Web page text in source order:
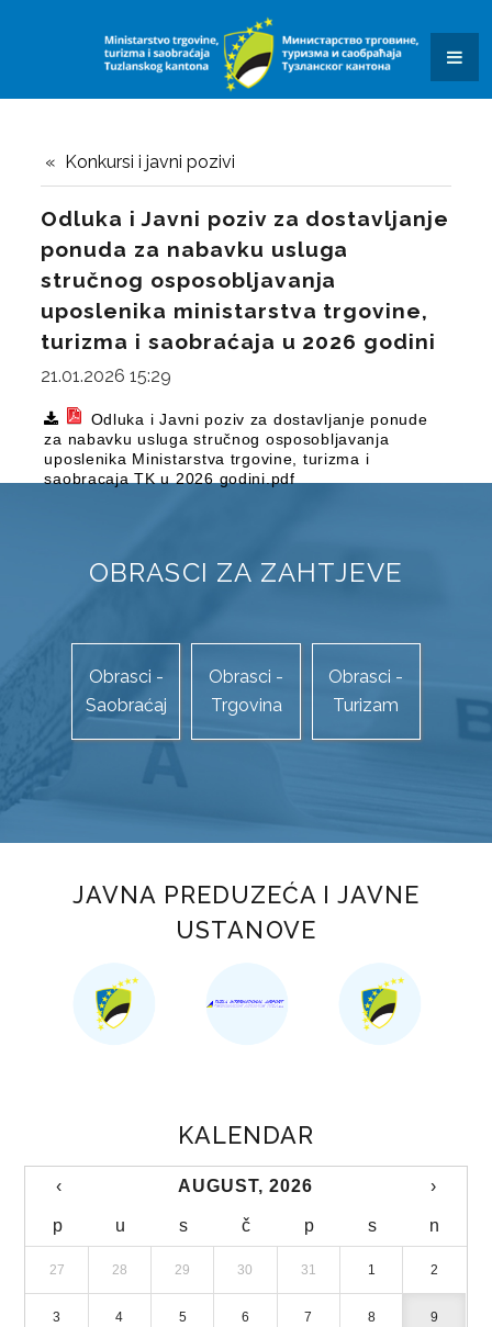
Konkursi i javni pozivi
Odluka i Javni poziv za dostavljanje
ponuda za nabavku usluga
stručnog osposobljavanja
uposlenika ministarstva trgovine,
turizma i saobraćaja u 2026 godini
21.01.2026 15:29
Odluka i Javni poziv za dostavljanje ponude
za nabavku usluga stručnog osposobljavanja
uposlenika Ministarstva trgovine, turizma i
saobracaja TK u 2026 godini.pdf
OBRASCI ZA ZAHTJEVE
Obrasci -
Saobraćaj
Obrasci -
Trgovina
Obrasci -
Turizam
JAVNA PREDUZEĆA I JAVNE
USTANOVE
KALENDAR
‹ AUGUST, 2026 ›
p u s č p s n
27 28 29 30 31 1 2
3 4 5 6 7 8 9
OBAVJEŠTENJA I REZULTATI
SAOBRAĆAJ
DALJINAR
KVIZ ZNANJA
JAVNE USTANOVE I JAVNA PREDUZEĆA
ELEKTRIČNA VOZILA
AP „KUPUJMO DOMAĆE“
ZAŠTITA POTROŠAČA
TURISTIČKI FORUM
TURISTIČKA SIGNALIZACIJA
LICENCIRANE PUTNIČKE AGENCIJE
DIREKCIJA ROBNIH REZERVI
NADLEŽNOSTI
ORGANIZACIJA
DIREKTOR